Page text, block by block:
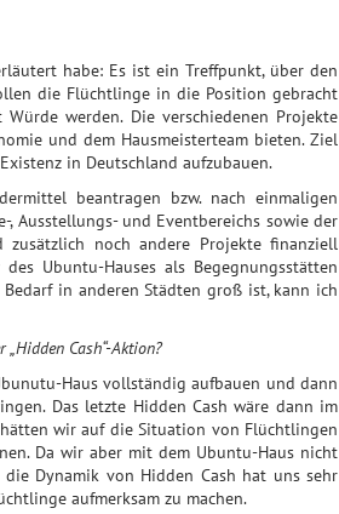
habe: Es ist ein Treffpunkt, über den
die Flüchtlinge in die Position gebracht
werden. Die verschiedenen Projekte
und dem Hausmeisterteam bieten. Ziel
in Deutschland aufzubauen.
beantragen bzw. nach einmaligen
, Ausstellungs- und Eventbereichs sowie der
noch andere Projekte finanziell
Ubuntu-Hauses als Begegnungsstätten
in anderen Städten groß ist, kann ich
Cash“-Aktion?
Haus vollständig aufbauen und dann
Das letzte Hidden Cash wäre dann im
wir auf die Situation von Flüchtlingen
Da wir aber mit dem Ubuntu-Haus nicht
Dynamik von Hidden Cash hat uns sehr
aufmerksam zu machen.